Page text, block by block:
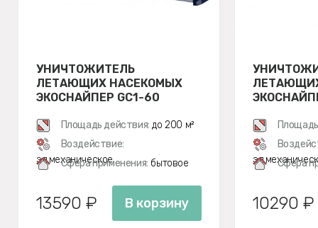
УНИЧТОЖИТЕЛЬ
ЛЕТАЮЩИХ НАСЕКОМЫХ
ЭКОСНАЙПЕР GC1-60
Площадь действия: до 200 м²
Воздействие:
эл.механическое
Сфера применения: бытовое
13590 ₽ В корзину
Сфера
10290 ₽